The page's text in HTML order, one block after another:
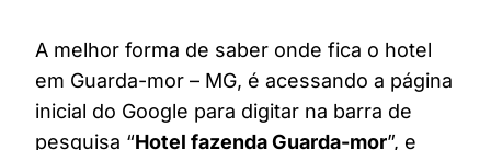
A melhor forma de saber onde fica o hotel
em Guarda-mor – MG, é acessando a página
inicial do Google para digitar na barra de
pesquisa “Hotel fazenda Guarda-mor”, e